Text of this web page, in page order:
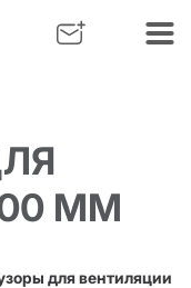
ММ
для вентиляции